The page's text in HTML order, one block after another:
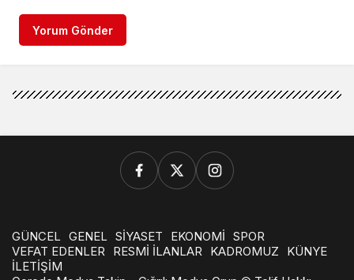
Yorum Gönder
GÜNCEL GENEL SİYASET EKONOMİ SPOR
VEFAT EDENLER RESMİ İLANLAR KADROMUZ
KÜNYE
İLETİŞİM